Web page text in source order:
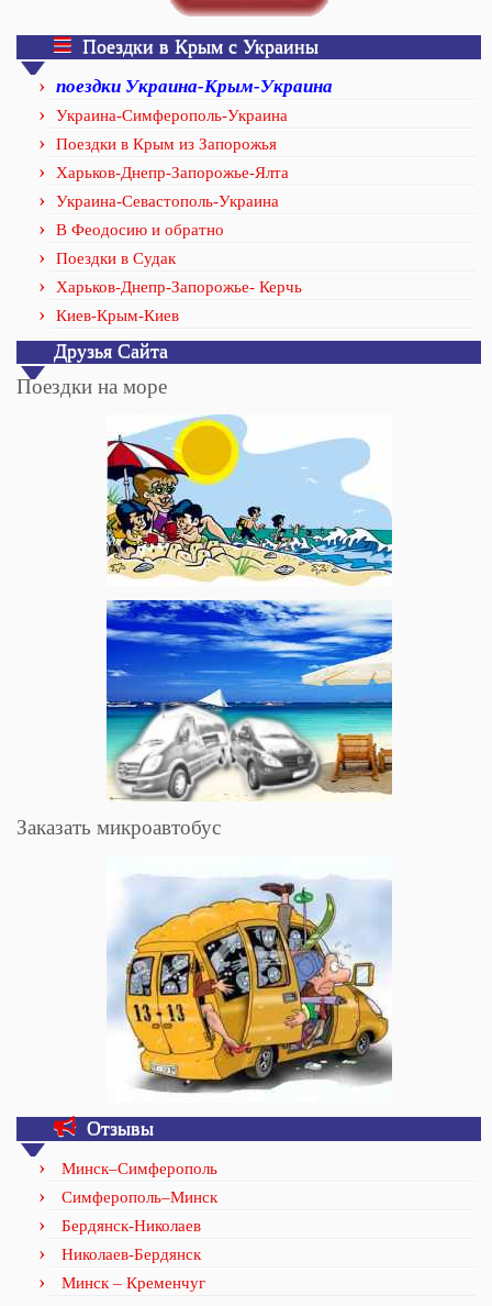
Поездки в Крым с Украины
поездки Украина-Крым-Украина
Украина-Симферополь-Украина
Поездки в Крым из Запорожья
Харьков-Днепр-Запорожье-Ялта
Украина-Севастополь-Украина
В Феодосию и обратно
Поездки в Судак
Харьков-Днепр-Запорожье- Керчь
Киев-Крым-Киев
Друзья Сайта
Поездки на море
Заказать микроавтобус
Отзывы
Минск–Симферополь
Симферополь–Минск
Бердянск-Николаев
Николаев-Бердянск
Минск – Кременчуг